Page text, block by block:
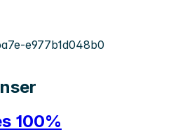
e977b1d048b0
100%